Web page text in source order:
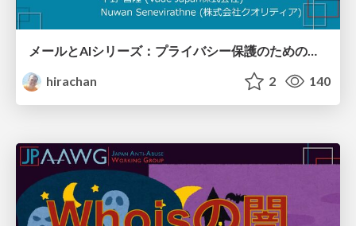
メールとAIシリーズ：プライバシー保護のための次世代技術～NLPの未来と大規模言語モデル活用術
hirachan
2 140